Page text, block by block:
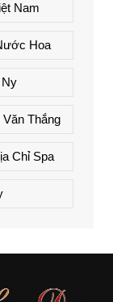
Nam
Hoa
Ny
Thắng
Chỉ Spa